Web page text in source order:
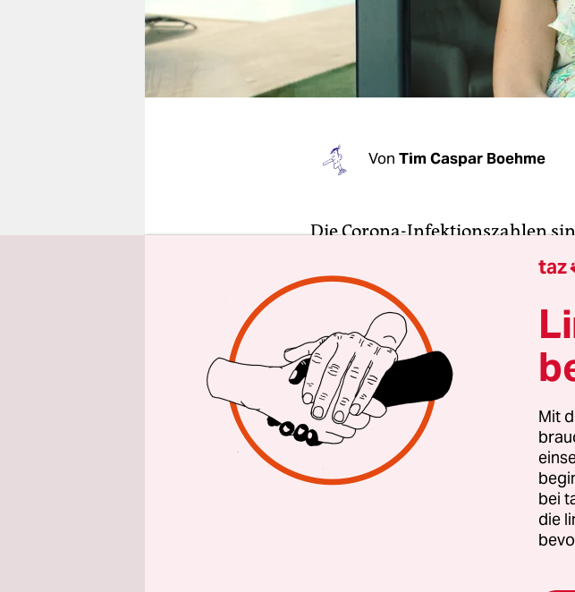
fragen & hilfe
unterstützen
Von Tim Caspar Boehme
Die Corona-Infektionszahlen
mehr. Schon ist regional die
Bürger, die ihre Freiheitsrechte
Mehrheit sei an dieser Stelle
hingewiesen, bedenkenlos zu
Vakzinierte.
Viele Filme sind es nicht, die
sind. Der Filmemacher, der
nach Deutschland kam, wo er
unerbittlichem Blick auf
Vergessener des Kinos, der
taz
Mit
bei
die